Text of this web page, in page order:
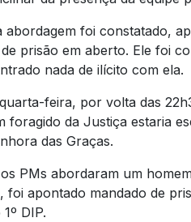
abordagem foi constatado,
prisão em aberto. Ele foi
nada de ilícito com ela.
feira, por volta das
foragido da Justiça estaria
das Graças.
PMs abordaram um
foi apontado mandado de
DIP.